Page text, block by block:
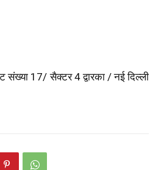
संख्या 17/सैक्टर4द्वारका/नई दिल्ली